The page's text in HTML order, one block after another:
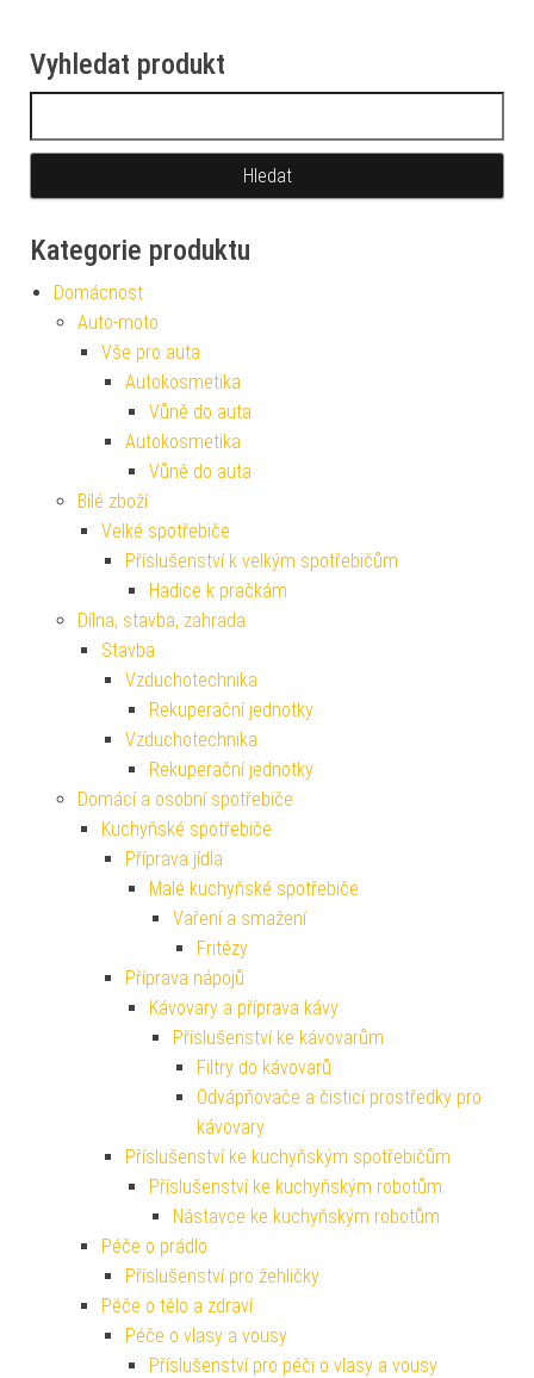
Vyhledat produkt
Kategorie produktu
Domácnost
Auto-moto
Vše pro auta
Autokosmetika
Vůně do auta
Autokosmetika
Vůně do auta
Bílé zboží
Velké spotřebiče
Příslušenství k velkým spotřebičům
Hadice k pračkám
Dílna, stavba, zahrada
Stavba
Vzduchotechnika
Rekuperační jednotky
Vzduchotechnika
Rekuperační jednotky
Domácí a osobní spotřebiče
Kuchyňské spotřebiče
Příprava jídla
Malé kuchyňské spotřebiče
Vaření a smažení
Fritézy
Příprava nápojů
Kávovary a příprava kávy
Příslušenství ke kávovarům
Filtry do kávovarů
Odvápňovače a čisticí prostředky pro
kávovary
Příslušenství ke kuchyňským spotřebičům
Příslušenství ke kuchyňským robotům
Nástavce ke kuchyňským robotům
Péče o prádlo
Příslušenství pro žehličky
Péče o tělo a zdraví
Péče o vlasy a vousy
Příslušenství pro péči o vlasy a vousy